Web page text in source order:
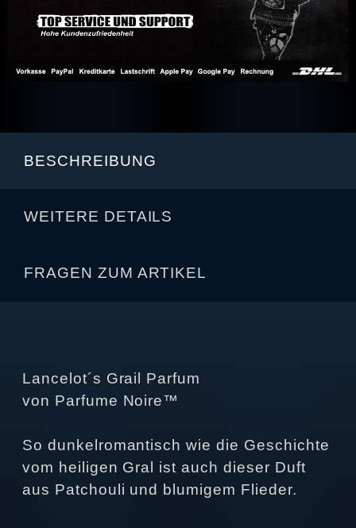
BESCHREIBUNG
WEITERE DETAILS
FRAGEN ZUM ARTIKEL
Lancelot´s Grail Parfum
von Parfume Noire™
So dunkelromantisch wie die Geschichte
vom heiligen Gral ist auch dieser Duft
aus Patchouli und blumigem Flieder.